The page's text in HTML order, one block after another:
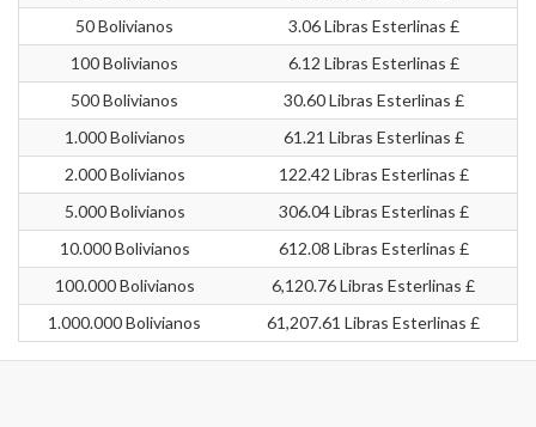
50 Bolivianos
3.06 Libras Esterlinas £
100 Bolivianos
6.12 Libras Esterlinas £
500 Bolivianos
30.60 Libras Esterlinas £
1.000 Bolivianos
61.21 Libras Esterlinas £
2.000 Bolivianos
122.42 Libras Esterlinas £
5.000 Bolivianos
306.04 Libras Esterlinas £
10.000 Bolivianos
612.08 Libras Esterlinas £
100.000 Bolivianos
6,120.76 Libras Esterlinas £
1.000.000 Bolivianos
61,207.61 Libras Esterlinas £